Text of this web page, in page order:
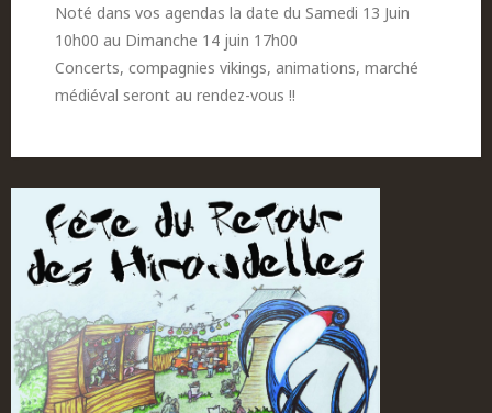
Noté dans vos agendas la date du Samedi 13 Juin
10h00 au Dimanche 14 juin 17h00
Concerts, compagnies vikings, animations, marché
médiéval seront au rendez-vous !!